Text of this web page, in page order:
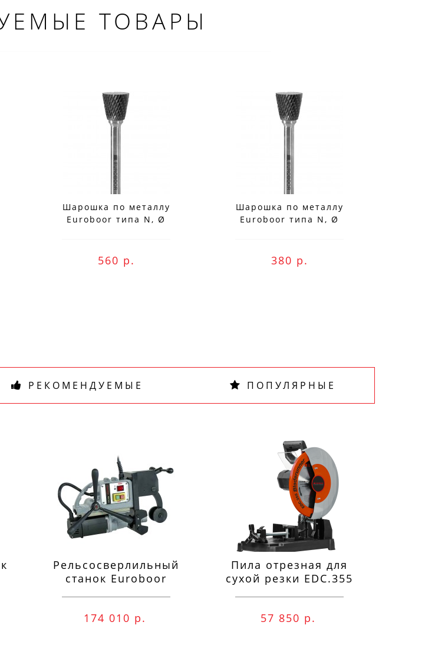
и получай бонусы.
всегда актуальные цены!
ТОВАРЫ
Шарошка по металлу
Euroboor типа N, Ø
560 р.
Шарошка по металлу
Euroboor типа N, Ø
380 р.
РЕКОМЕНДУЕМЫЕ ПОПУЛЯРНЫЕ
Рельсосверлильный
станок Euroboor
174 010 р.
Пила отрезная для
сухой резки EDC.355
57 850 р.